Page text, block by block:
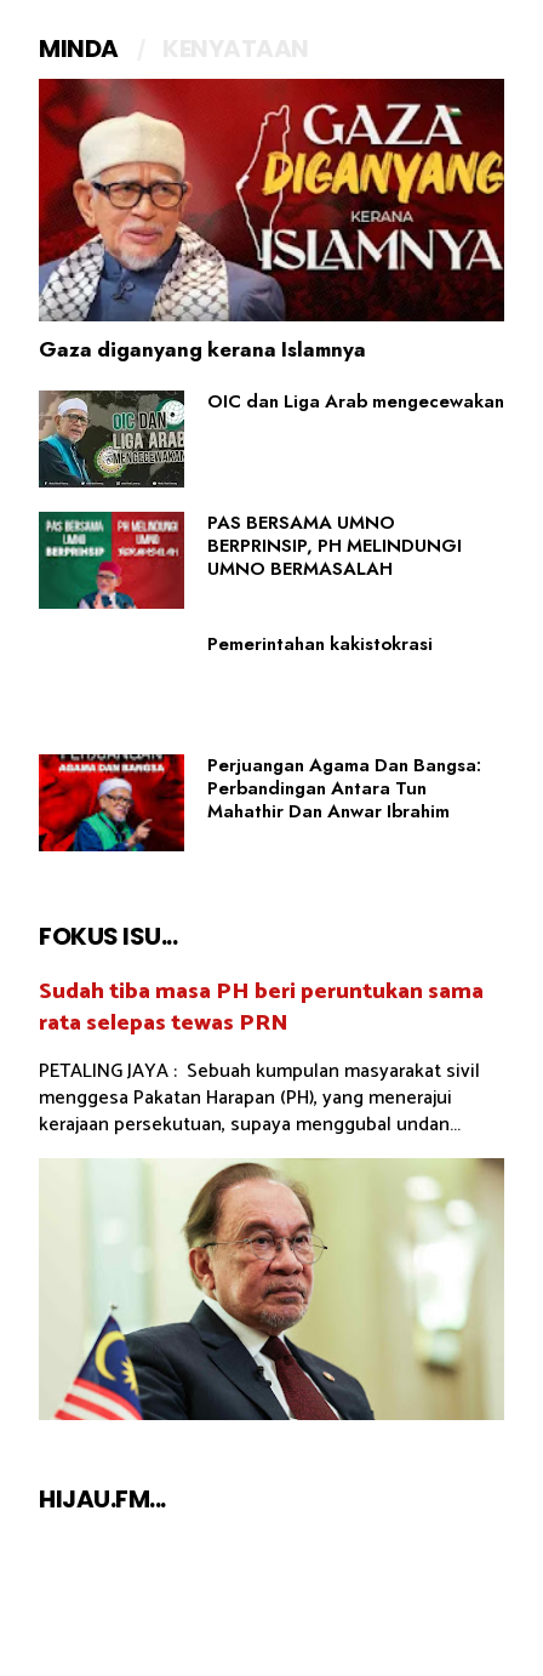
MINDA
Gaza diganyang kerana Islamnya
OIC dan Liga Arab mengecewakan
PAS BERSAMA UMNO
BERPRINSIP, PH MELINDUNGI
UMNO BERMASALAH
Pemerintahan kakistokrasi
Perjuangan Agama Dan Bangsa:
Perbandingan Antara Tun
Mahathir Dan Anwar Ibrahim
FOKUS ISU...
Sudah tiba masa PH beri peruntukan sama
rata selepas tewas PRN
PETALING JAYA : Sebuah kumpulan masyarakat sivil
menggesa Pakatan Harapan (PH), yang menerajui
kerajaan persekutuan, supaya menggubal undan...
HIJAU.FM...